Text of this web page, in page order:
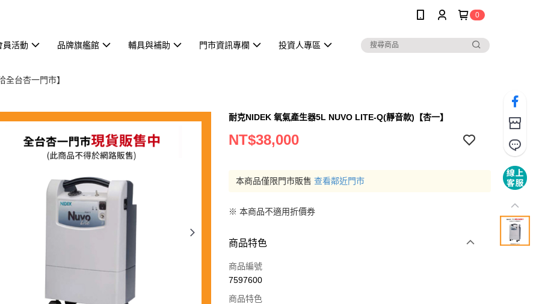
0
員活動 品牌旗艦館 輔具與補助 門市資訊專欄 投資人專區
全台杏一門市】
耐克NIDEK 氧氣產生器5L NUVO LITE-Q(靜音款)【杏一】
NT$38,000
本商品僅限門市販售 查看鄰近門市
※ 本商品不適用折價券
商品特色
商品編號
7597600
商品特色